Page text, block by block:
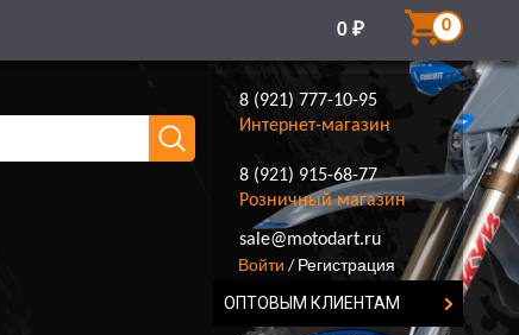
0 ₽ 0
8 (921) 777-10-95
Интернет-магазин
8 (921) 915-68-77
Розничный магазин
8 (921) 777-10-95
sale@motodart.ru
Войти / Регистрация
ОПТОВЫМ КЛИЕНТАМ